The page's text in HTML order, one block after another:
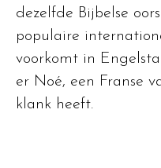
dezelfde Bijbelse
populaire
voorkomt in
er Noé, een Franse
klank heeft.